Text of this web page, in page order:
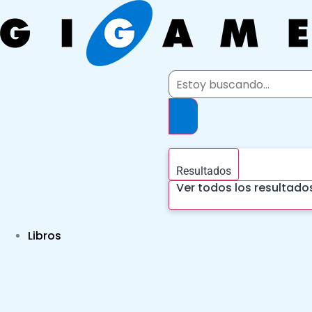
al
contenido
Search
Resultados
Ver todos los
Libros